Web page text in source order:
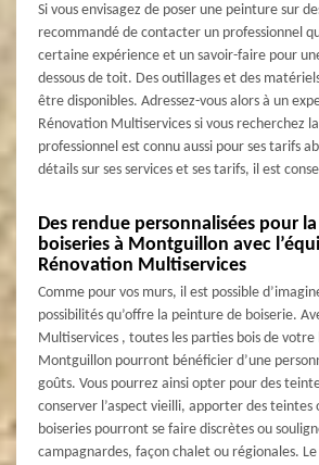
Si vous envisagez de poser une peinture sur
recommandé de contacter un professionnel
certaine expérience et un savoir-faire pour
dessous de toit. Des outillages et des
être disponibles. Adressez-vous alors à un
Rénovation Multiservices si vous recherchez
professionnel est connu aussi pour ses tarifs
détails sur ses services et ses tarifs, il est
Des rendue personnalisées pour
boiseries à Montguillon avec
Rénovation Multiservices
Comme pour vos murs, il est possible
possibilités qu’offre la peinture de boiserie.
Multiservices , toutes les parties bois de
Montguillon pourront bénéficier d’une
goûts. Vous pourrez ainsi opter pour des
conserver l’aspect vieilli, apporter des teintes
boiseries pourront se faire discrètes ou
campagnardes, façon chalet ou régionales.